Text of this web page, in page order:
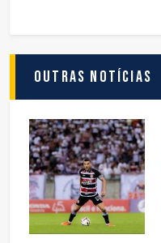
Outras Notícias